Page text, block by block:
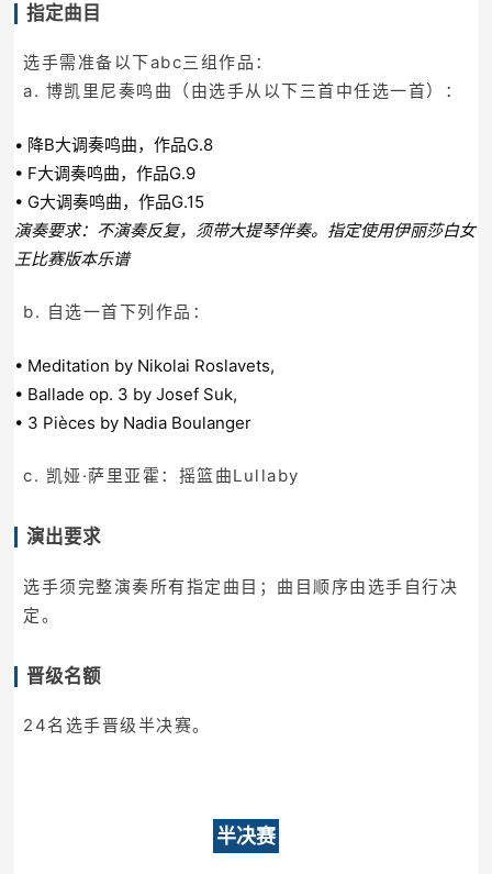
指定曲目
选手需准备以下abc三组作品：
a. 博凯里尼奏鸣曲（由选手从以下三首中任选一首）：
• 降B大调奏鸣曲，作品G.8
• F大调奏鸣曲，作品G.9
• G大调奏鸣曲，作品G.15
演奏要求：不演奏反复，须带大提琴伴奏。指定使用伊丽莎白女
王比赛版本乐谱
b. 自选一首下列作品：
• Meditation by Nikolai Roslavets,
• Ballade op. 3 by Josef Suk,
• 3 Pièces by Nadia Boulanger
c. 凯娅·萨里亚霍：摇篮曲Lullaby
演出要求
选手须完整演奏所有指定曲目；曲目顺序由选手自行决
定。
晋级名额
24名选手晋级半决赛。
半决赛